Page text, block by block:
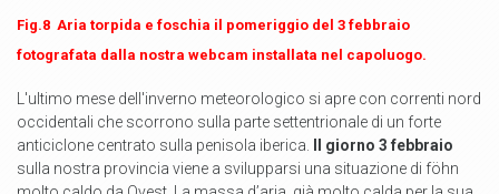
Fig.8 Aria torpida e foschia il pomeriggio del 3 febbraio
fotografata dalla nostra webcam installata nel capoluogo.
L'ultimo mese dell'inverno meteorologico si apre con correnti nord
occidentali che scorrono sulla parte settentrionale di un forte
anticiclone centrato sulla penisola iberica.
Il giorno 3 febbraio
sulla nostra provincia viene a svilupparsi una situazione di föhn